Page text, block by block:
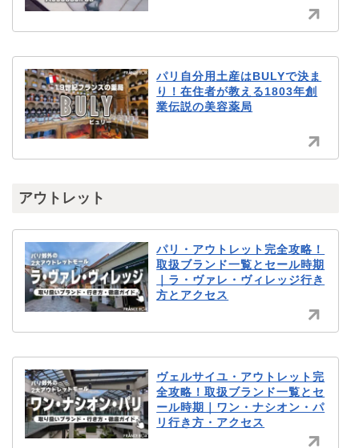
パリ自分用土産はBULYで決ま
り！在住者が教える1803年創
業伝説の美容薬局
アウトレット
パリ・アウトレット完全攻略！
取扱ブランド一覧とセール時期
｜ラ・ヴァレ・ヴィレッジ行き
方とアクセス
ヴェルサイユ・アウトレット完
全攻略！取扱ブランド一覧とセ
ール時期｜ワン・ナシオン・パ
リ行き方・アクセス